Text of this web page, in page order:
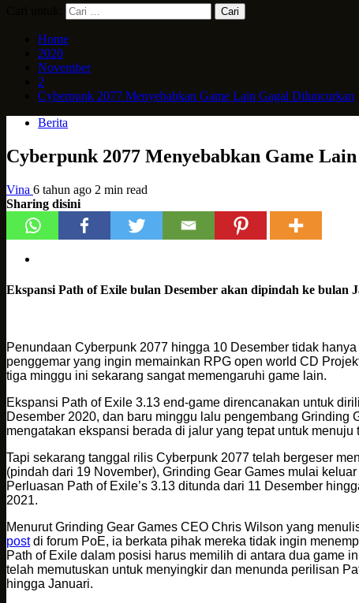
Home
2020
November
2
Cyberpunk 2077 Menyebabkan Game Lain Gagal Diluncurkan
Berita
Cyberpunk 2077 Menyebabkan Game
Vina 6 tahun ago 2 min read
Sharing disini
Ekspansi Path of Exile bulan Desember akan dipindah ke
Penundaan Cyberpunk 2077 hingga 10 Desember tidak
penggemar yang ingin memainkan RPG open world CD
tiga minggu ini sekarang sangat memengaruhi game lain.
Ekspansi Path of Exile 3.13 end-game direncanakan untuk
Desember 2020, dan baru minggu lalu pengembang Grinding
mengatakan ekspansi berada di jalur yang tepat untuk menuju
Tapi sekarang tanggal rilis Cyberpunk 2077 telah bergeser
(pindah dari 19 November), Grinding Gear Games mulai
Perluasan Path of Exile’s 3.13 ditunda dari 11 Desember
2021.
Menurut Grinding Gear Games CEO Chris Wilson yang
postdi forum PoE, ia berkata pihak mereka tidak ingin
Path of Exile dalam posisi harus memilih di antara dua game
telah memutuskan untuk menyingkir dan menunda perilisan
hingga Januari.